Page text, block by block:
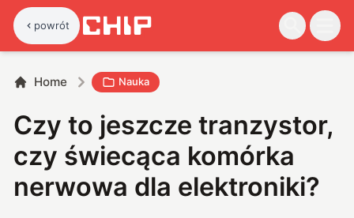
powrót
Home Nauka
Czy to jeszcze tranzystor,
czy świecąca komórka
nerwowa dla elektroniki?